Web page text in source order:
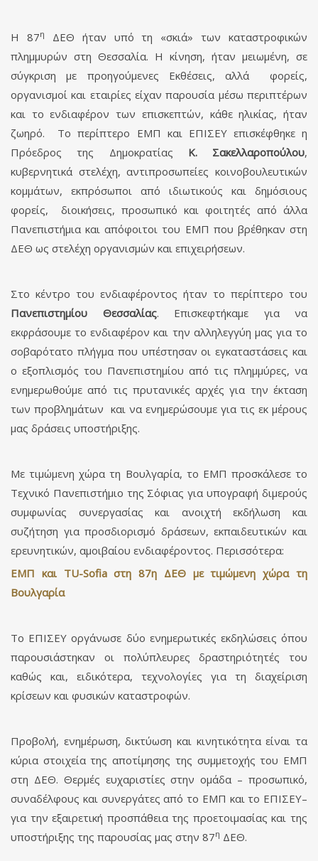
Η 87η
ΔΕΘ ήταν υπό τη «σκιά» των καταστροφικών
πλημμυρών στη Θεσσαλία. Η κίνηση, ήταν μειωμένη, σε
σύγκριση με προηγούμενες Εκθέσεις, αλλά φορείς,
οργανισμοί και εταιρίες είχαν παρουσία μέσω περιπτέρων
και το ενδιαφέρον των επισκεπτών, κάθε ηλικίας, ήταν
ζωηρό. Το περίπτερο ΕΜΠ και ΕΠΙΣΕΥ επισκέφθηκε η
Πρόεδρος της Δημοκρατίας Κ. Σακελλαροπούλου,
κυβερνητικά στελέχη, αντιπροσωπείες κοινοβουλευτικών
κομμάτων, εκπρόσωποι από ιδιωτικούς και δημόσιους
φορείς, διοικήσεις, προσωπικό και φοιτητές από άλλα
Πανεπιστήμια και απόφοιτοι του ΕΜΠ που βρέθηκαν στη
ΔΕΘ ως στελέχη οργανισμών και επιχειρήσεων.
Στο κέντρο του ενδιαφέροντος ήταν το περίπτερο του
Πανεπιστημίου Θεσσαλίας. Επισκεφτήκαμε για να
εκφράσουμε το ενδιαφέρον και την αλληλεγγύη μας για το
σοβαρότατο πλήγμα που υπέστησαν οι εγκαταστάσεις και
ο εξοπλισμός του Πανεπιστημίου από τις πλημμύρες, να
ενημερωθούμε από τις πρυτανικές αρχές για την έκταση
των προβλημάτων και να ενημερώσουμε για τις εκ μέρους
μας δράσεις υποστήριξης.
Με τιμώμενη χώρα τη Βουλγαρία, το ΕΜΠ προσκάλεσε το
Τεχνικό Πανεπιστήμιο της Σόφιας για υπογραφή διμερούς
συμφωνίας συνεργασίας και ανοιχτή εκδήλωση και
συζήτηση για προσδιορισμό δράσεων, εκπαιδευτικών και
ερευνητικών, αμοιβαίου ενδιαφέροντος. Περισσότερα:
ΕΜΠ και TU-Sofia στη 87η ΔΕΘ με τιμώμενη χώρα τη
Βουλγαρία
Το ΕΠΙΣΕΥ οργάνωσε δύο ενημερωτικές εκδηλώσεις όπου
παρουσιάστηκαν οι πολύπλευρες δραστηριότητές του
καθώς και, ειδικότερα, τεχνολογίες για τη διαχείριση
κρίσεων και φυσικών καταστροφών.
Προβολή, ενημέρωση, δικτύωση και κινητικότητα είναι τα
κύρια στοιχεία της αποτίμησης της συμμετοχής του ΕΜΠ
στη ΔΕΘ. Θερμές ευχαριστίες στην ομάδα – προσωπικό,
συναδέλφους και συνεργάτες από το ΕΜΠ και το ΕΠΙΣΕΥ–
για την εξαιρετική προσπάθεια της προετοιμασίας και της
υποστήριξης της παρουσίας μας στην 87η ΔΕΘ.